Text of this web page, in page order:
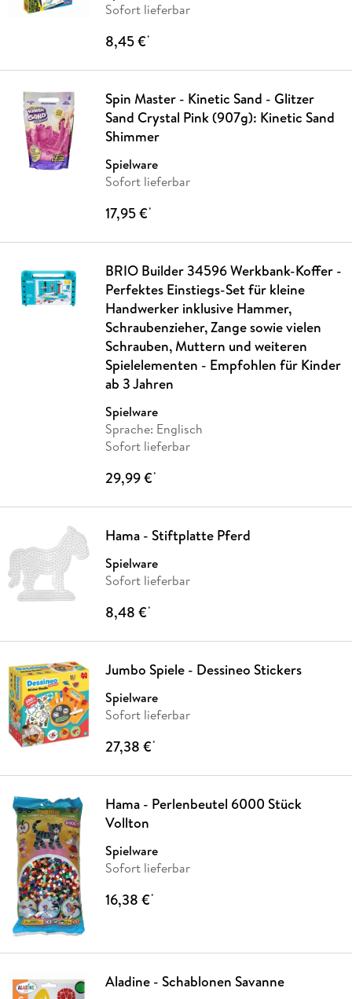
Sofort lieferbar
8,45 €*
Spin Master - Kinetic Sand - Glitzer
Sand Crystal Pink (907g): Kinetic Sand
Shimmer
Spielware
Sofort lieferbar
17,95 €*
BRIO Builder 34596 Werkbank-Koffer -
Perfektes Einstiegs-Set für kleine
Handwerker inklusive Hammer,
Schraubenzieher, Zange sowie vielen
Schrauben, Muttern und weiteren
Spielelementen - Empfohlen für Kinder
ab 3 Jahren
Spielware
Sprache: Englisch
Sofort lieferbar
29,99 €*
Hama - Stiftplatte Pferd
Spielware
Sofort lieferbar
8,48 €*
Jumbo Spiele - Dessineo Stickers
Spielware
Sofort lieferbar
27,38 €*
Hama - Perlenbeutel 6000 Stück
Vollton
Spielware
Sofort lieferbar
16,38 €*
Aladine - Schablonen Savanne